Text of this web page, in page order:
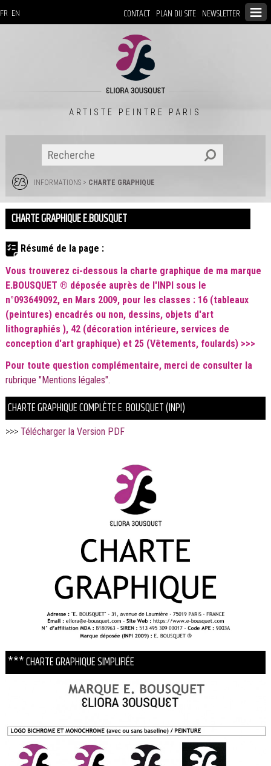
CONTACT PLAN DU SITE NEWSLETTER
FR EN
ARTISTE PEINTRE PARIS
INFORMATIONS> CHARTE GRAPHIQUE
CHARTE GRAPHIQUE E.BOUSQUET
Résumé de la page :
Vous trouverez ci-dessous la charte graphique de ma marque
E.BOUSQUET ® déposée auprès de l'INPI sous le
n°093649092, en Mars 2009, pour les classes : 16 (tableaux
(peintures) encadrés ou non, dessins, objets d'art
lithographiés ), 42 (décoration intérieure, services de
conception d'art graphique) et 25 (Vêtements, foulards) >>>
Pour toute question complémentaire, merci de consulter la
rubrique "Mentions légales".
CHARTE GRAPHIQUE COMPLÈTE E. BOUSQUET (INPI)
>>> Télécharger la Version PDF
*** CHARTE GRAPHIQUE SIMPLIFIÉE